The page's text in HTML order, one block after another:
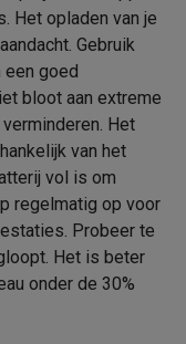
Het opladen van je
Gebruik
een goed
bloot aan extreme
Het
van het
vol is om
regelmatig op voor
Probeer te
Het is beter
onder de 30%